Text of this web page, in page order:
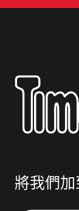
將我們